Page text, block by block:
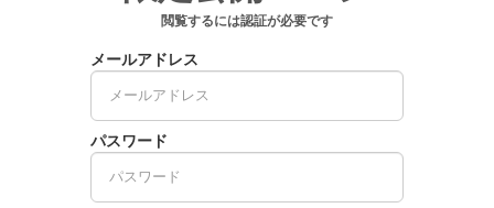
閲覧するには認証が必要です
メールアドレス
パスワード